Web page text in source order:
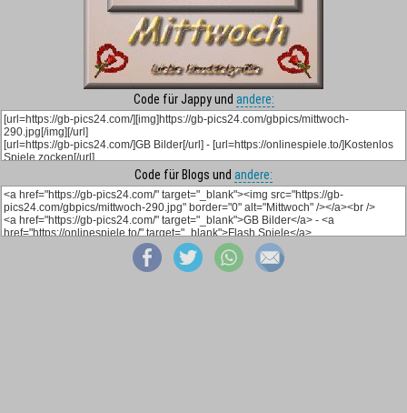
Code für Jappy und andere:
Code für Blogs und andere: